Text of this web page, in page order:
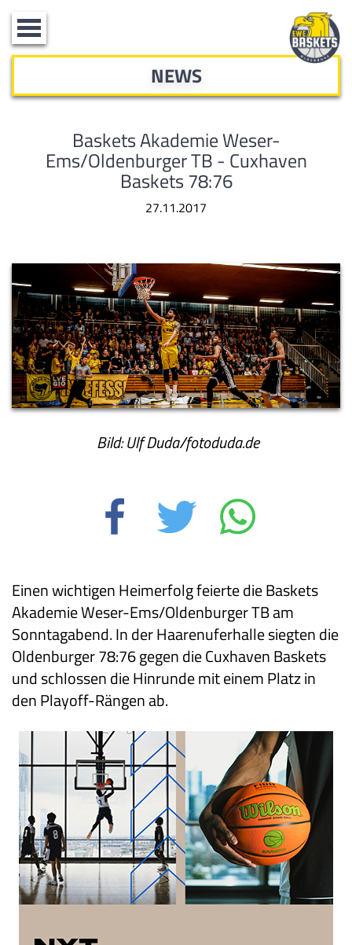
Toggle
navigation
NEWS
Baskets Akademie Weser-
Ems/Oldenburger TB - Cuxhaven
Baskets 78:76
27.11.2017
Bild: Ulf Duda/fotoduda.de
Einen wichtigen Heimerfolg feierte die Baskets
Akademie Weser-Ems/Oldenburger TB am
Sonntagabend. In der Haarenuferhalle siegten die
Oldenburger 78:76 gegen die Cuxhaven Baskets
und schlossen die Hinrunde mit einem Platz in
den Playoff-Rängen ab.